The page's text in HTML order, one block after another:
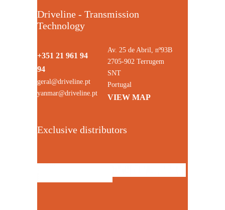
Driveline - Transmission
Technology
+351 21 961 94
94
geral@driveline.pt
yanmar@driveline.pt
Av. 25 de Abril, nº93B
2705-902 Terrugem
SNT
Portugal
VIEW MAP
Exclusive distributors